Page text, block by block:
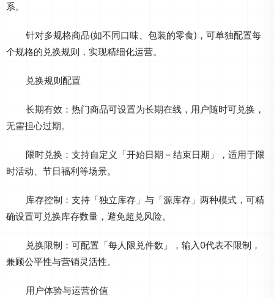
系。
针对多规格商品(如不同口味、包装的零食)，可单独配置每
个规格的兑换规则，实现精细化运营。
兑换规则配置
长期有效：热门商品可设置为长期在线，用户随时可兑换，
无需担心过期。
限时兑换：支持自定义「开始日期 – 结束日期」，适用于限
时活动、节日福利等场景。
库存控制：支持「独立库存」与「源库存」两种模式，可精
确设置可兑换库存数量，避免超兑风险。
兑换限制：可配置「每人限兑件数」，输入0代表不限制，
兼顾公平性与营销灵活性。
用户体验与运营价值